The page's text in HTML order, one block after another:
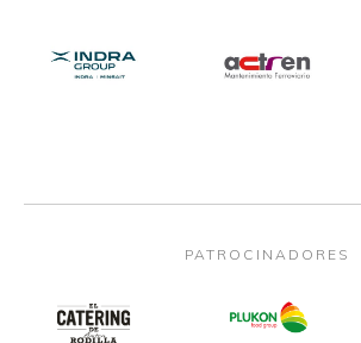
PATROCINADORES